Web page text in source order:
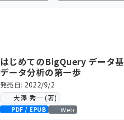
はじめてのBigQuery データ基盤・
データ分析の第一歩
発売日: 2022/9/2
大澤 秀一 (著)
PDF / EPUB Web